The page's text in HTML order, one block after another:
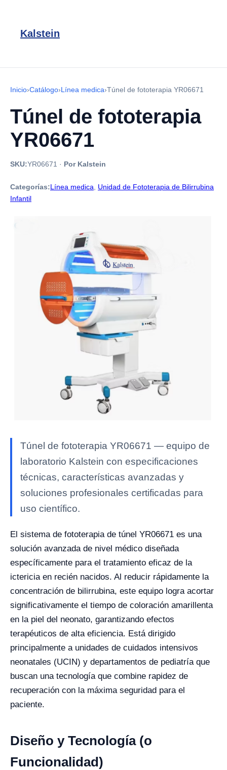
Kalstein
Inicio›Catálogo›Línea medica›Túnel de fototerapia YR06671
Túnel de fototerapia
YR06671
SKU:YR06671 · Por Kalstein
Categorías:Línea medica
Unidad de Fototerapia de Bilirrubina
Infantil
Túnel de fototerapia YR06671 — equipo de
laboratorio Kalstein con especificaciones
técnicas, características avanzadas y
soluciones profesionales certificadas para
uso científico.
El sistema de fototerapia de túnel YR06671 es una
solución avanzada de nivel médico diseñada
específicamente para el tratamiento eficaz de la
ictericia en recién nacidos. Al reducir rápidamente la
concentración de bilirrubina, este equipo logra acortar
significativamente el tiempo de coloración amarillenta
en la piel del neonato, garantizando efectos
terapéuticos de alta eficiencia. Está dirigido
principalmente a unidades de cuidados intensivos
neonatales (UCIN) y departamentos de pediatría que
buscan una tecnología que combine rapidez de
recuperación con la máxima seguridad para el
paciente.
Diseño y Tecnología (o
Funcionalidad)